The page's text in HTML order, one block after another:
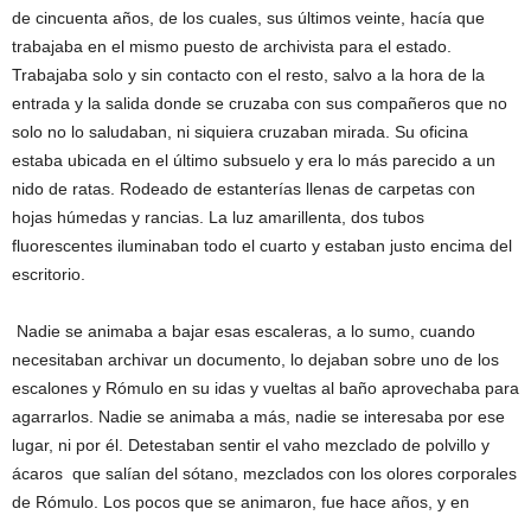
de cincuenta años, de los cuales, sus últimos veinte, hacía que
trabajaba en el mismo puesto de archivista para el estado.
Trabajaba solo y sin contacto con el resto, salvo a la hora de la
entrada y la salida donde se cruzaba con sus compañeros que no
solo no lo saludaban, ni siquiera cruzaban mirada. Su oficina
estaba ubicada en el último subsuelo y era lo más parecido a un
nido de ratas. Rodeado de estanterías llenas de carpetas con
hojas húmedas y rancias. La luz amarillenta, dos tubos
fluorescentes iluminaban todo el cuarto y estaban justo encima del
escritorio.
Nadie se animaba a bajar esas escaleras, a lo sumo, cuando
necesitaban archivar un documento, lo dejaban sobre uno de los
escalones y Rómulo en su idas y vueltas al baño aprovechaba para
agarrarlos. Nadie se animaba a más, nadie se interesaba por ese
lugar, ni por él. Detestaban sentir el vaho mezclado de polvillo y
ácaros que salían del sótano, mezclados con los olores corporales
de Rómulo. Los pocos que se animaron, fue hace años, y en